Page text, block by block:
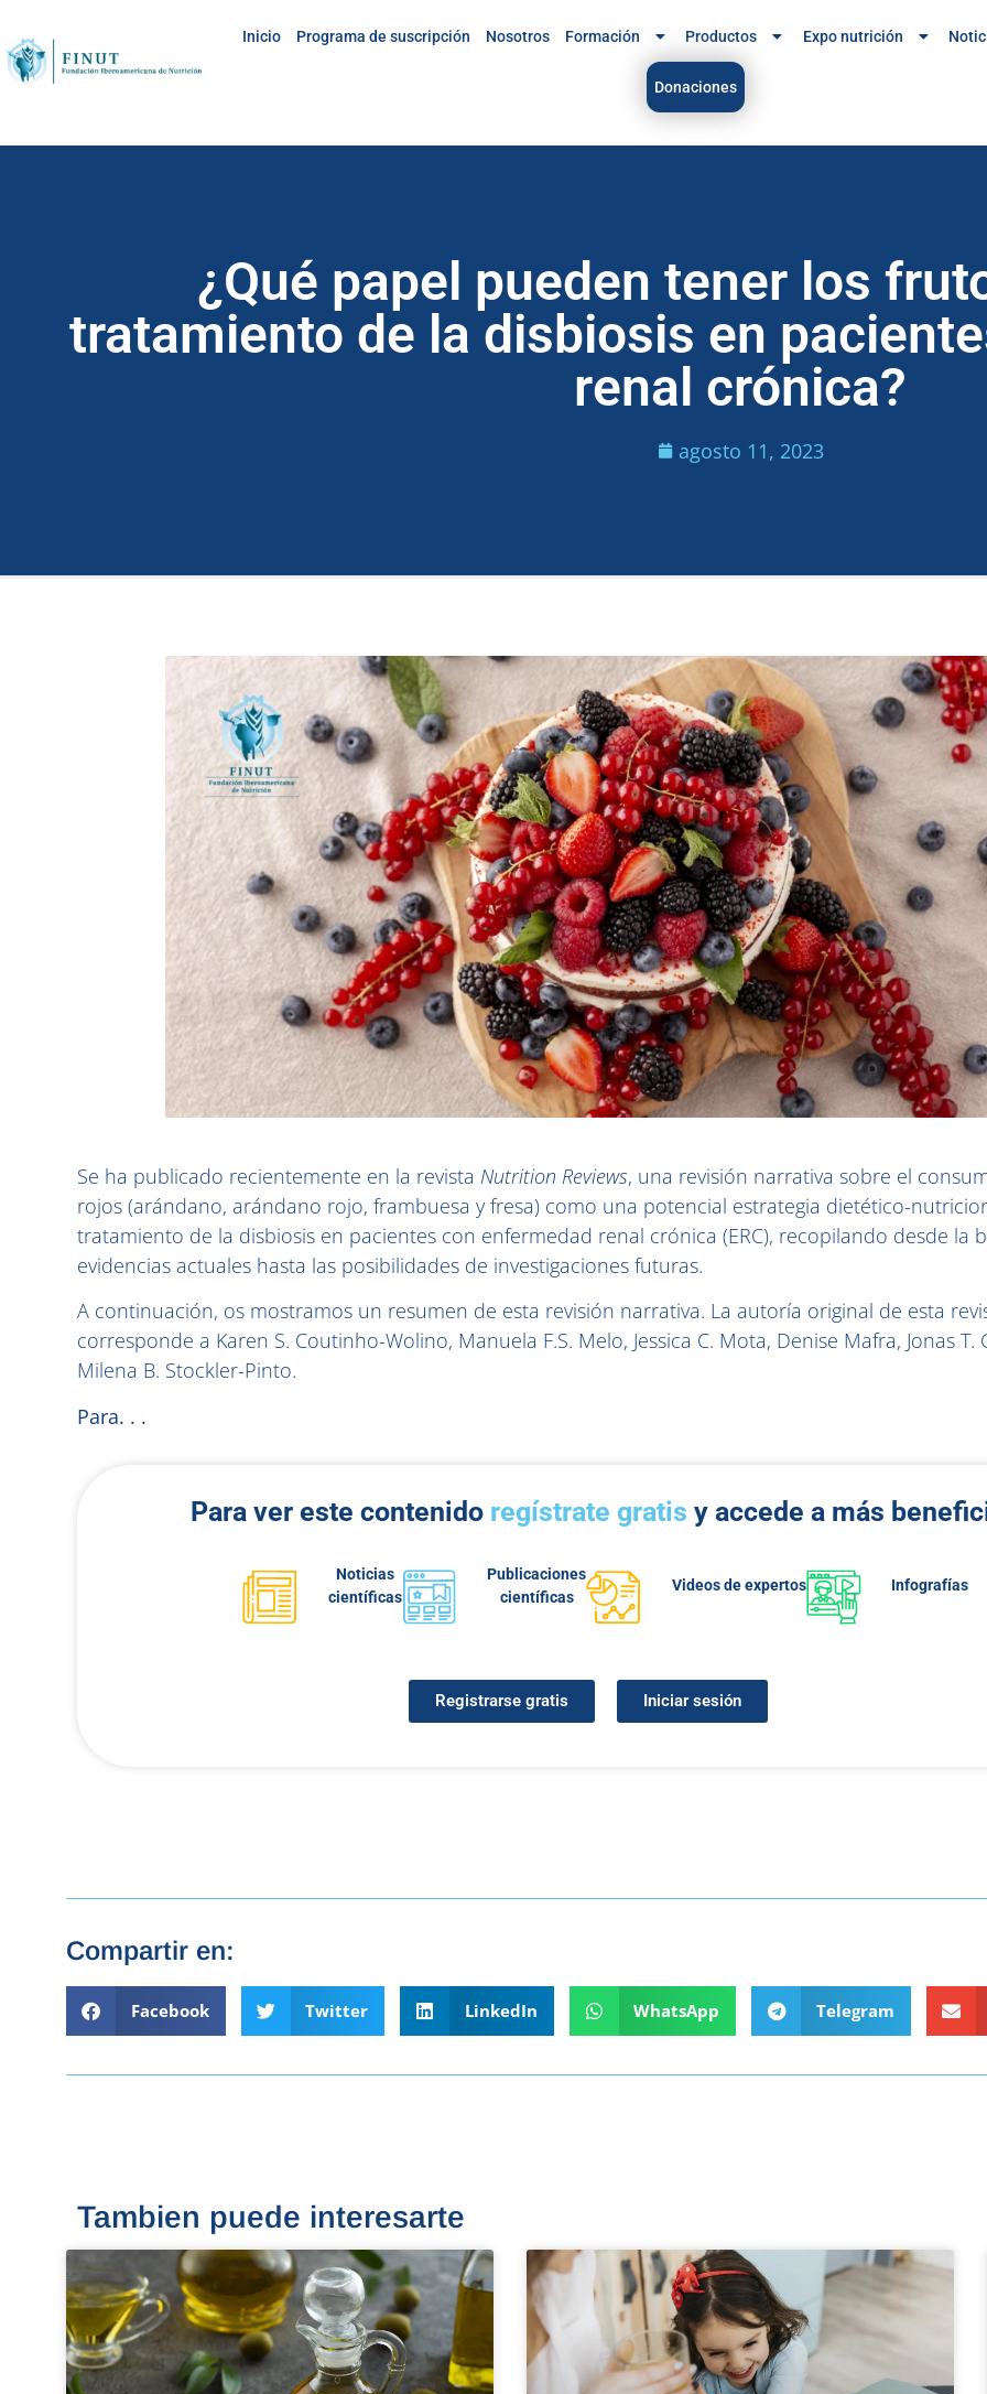
Inicio Programa de suscripción Nosotros Formación Productos Expo nutrición
Donaciones
¿Qué papel pueden tener los
tratamiento de la disbiosis en
renal crónica?
agosto 11, 2023
Se ha publicado recientemente en la revista Nutrition Reviews, una revisión narrativa sobre el
rojos (arándano, arándano rojo, frambuesa y fresa) como una potencial estrategia dietético-
tratamiento de la disbiosis en pacientes con enfermedad renal crónica (ERC), recopilando desde la
evidencias actuales hasta las posibilidades de investigaciones futuras.
A continuación, os mostramos un resumen de esta revisión narrativa. La autoría original de esta
corresponde a Karen S. Coutinho-Wolino, Manuela F.S. Melo, Jessica C. Mota, Denise Mafra, Jonas T.
Milena B. Stockler-Pinto.
Para. . .
Para ver este contenido regístrate gratis y accede a más
Noticias
científicas
Publicaciones
científicas
Videos de expertos Infografías
Registrarse gratis Iniciar sesión
Compartir en:
Facebook Twitter LinkedIn WhatsApp Telegram
Tambien puede interesarte